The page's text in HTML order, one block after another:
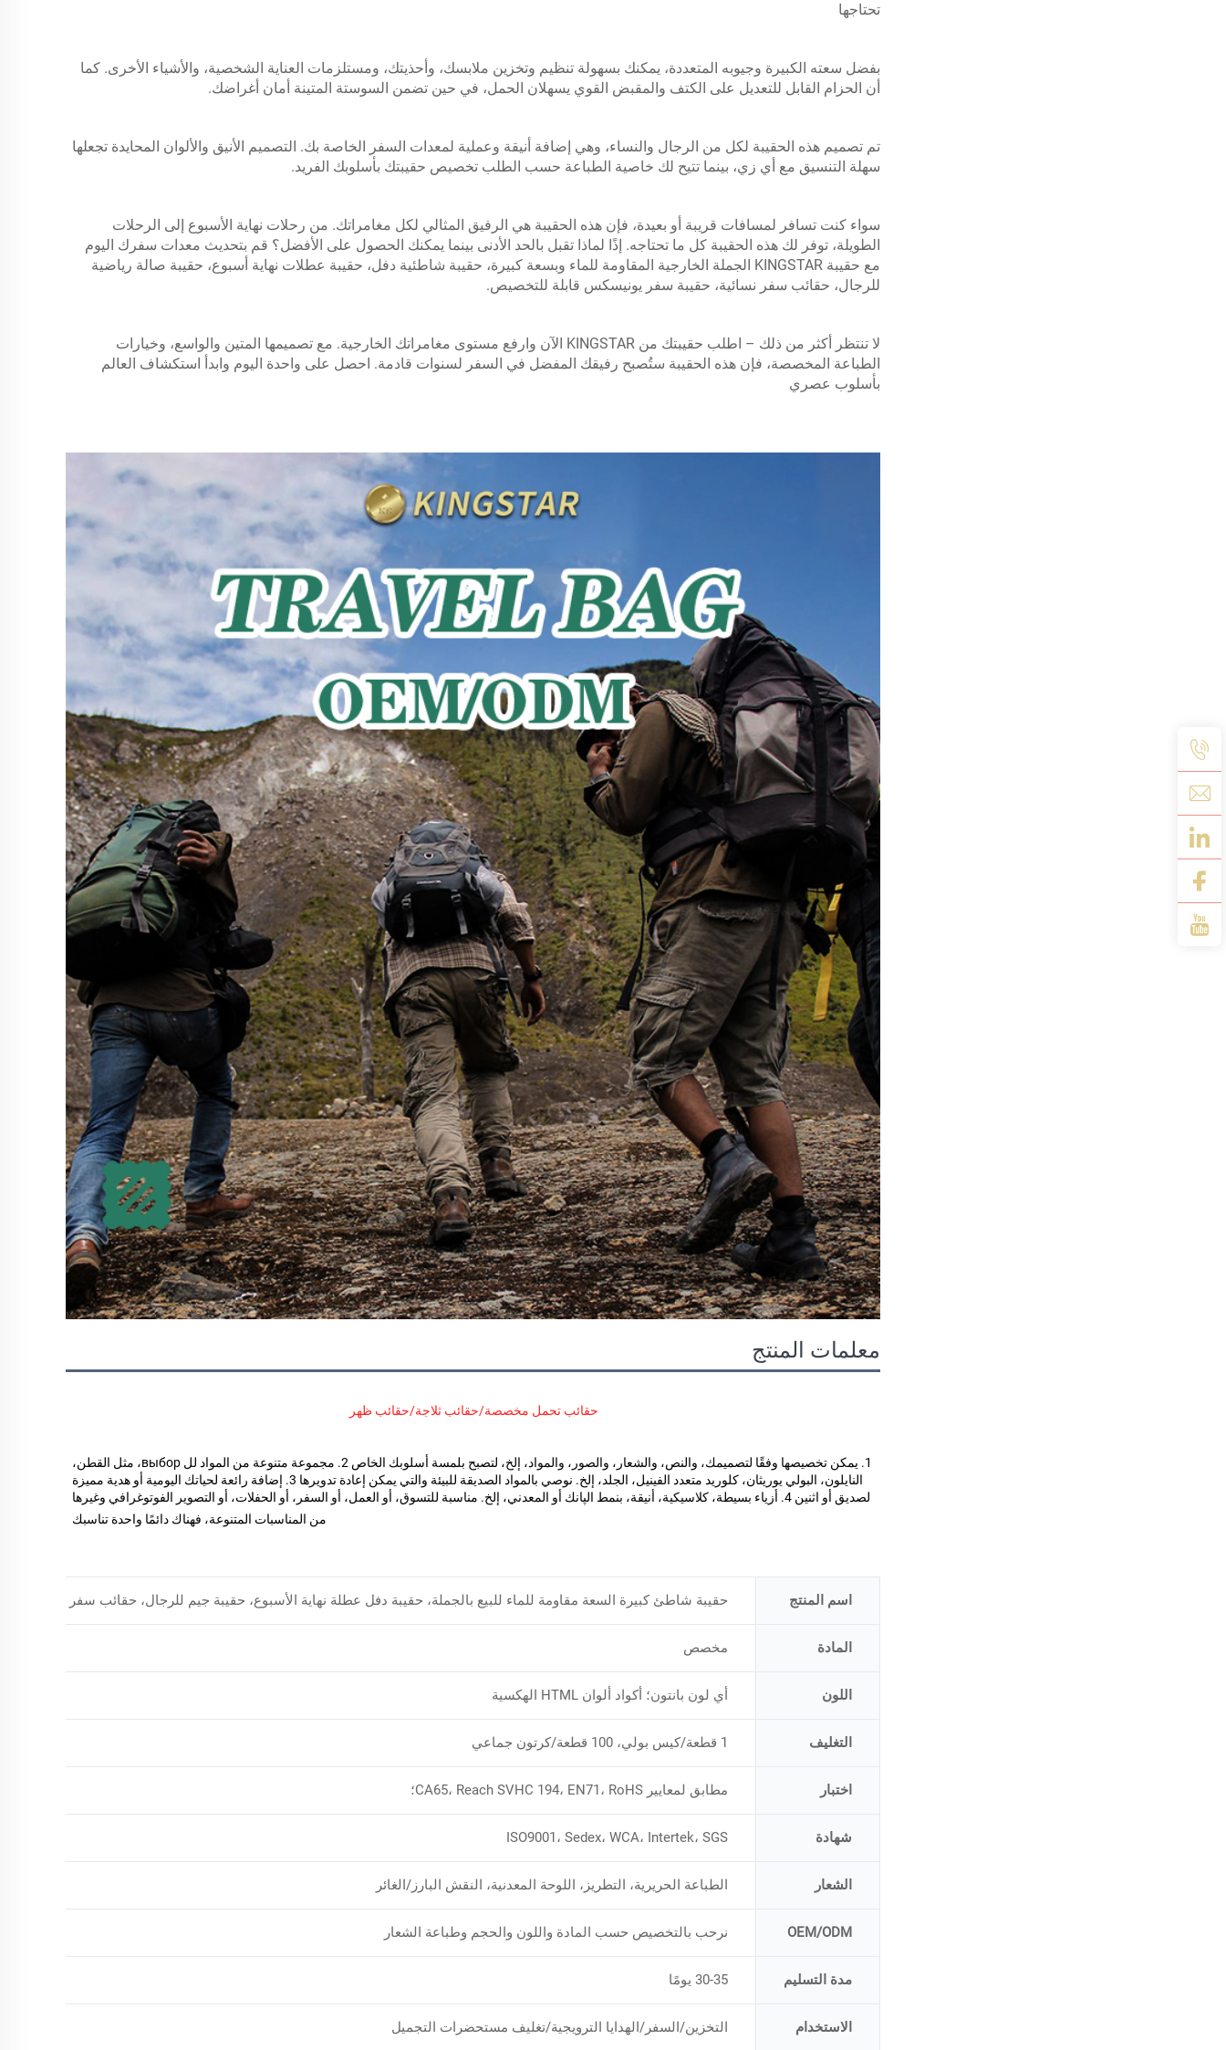
تحتاجها
بفضل سعته الكبيرة وجيوبه المتعددة، يمكنك بسهولة تنظيم وتخزين ملابسك، وأحذيتك، ومستلزمات العناية الشخصية، والأشياء الأخرى. كما
أن الحزام القابل للتعديل على الكتف والمقبض القوي يسهلان الحمل، في حين تضمن السوستة المتينة أمان أغراضك.
تم تصميم هذه الحقيبة لكل من الرجال والنساء، وهي إضافة أنيقة وعملية لمعدات السفر الخاصة بك. التصميم الأنيق والألوان المحايدة تجعلها
سهلة التنسيق مع أي زي، بينما تتيح لك خاصية الطباعة حسب الطلب تخصيص حقيبتك بأسلوبك الفريد.
سواء كنت تسافر لمسافات قريبة أو بعيدة، فإن هذه الحقيبة هي الرفيق المثالي لكل مغامراتك. من رحلات نهاية الأسبوع إلى الرحلات
الطويلة، توفر لك هذه الحقيبة كل ما تحتاجه. إذًا لماذا تقبل بالحد الأدنى بينما يمكنك الحصول على الأفضل؟ قم بتحديث معدات سفرك اليوم
مع حقيبة KINGSTAR الجملة الخارجية المقاومة للماء وبسعة كبيرة، حقيبة شاطئية دفل، حقيبة عطلات نهاية أسبوع، حقيبة صالة رياضية
للرجال، حقائب سفر نسائية، حقيبة سفر يونيسكس قابلة للتخصيص.
لا تنتظر أكثر من ذلك – اطلب حقيبتك من KINGSTAR الآن وارفع مستوى مغامراتك الخارجية. مع تصميمها المتين والواسع، وخيارات
الطباعة المخصصة، فإن هذه الحقيبة ستُصبح رفيقك المفضل في السفر لسنوات قادمة. احصل على واحدة اليوم وابدأ استكشاف العالم
بأسلوب عصري
معلمات المنتج
حقائب تحمل مخصصة/حقائب ثلاجة/حقائب ظهر
من المناسبات المتنوعة، فهناك دائمًا واحدة تناسبك
اسم المنتج حقيبة شاطئ كبيرة السعة مقاومة للماء للبيع بالجملة، حقيبة دفل عطلة نهاية الأسبوع، حقيبة جيم للرجال، حقائب سفر نسائية،
المادة مخصص
اللون أي لون بانتون؛ أكواد ألوان HTML الهكسية
التغليف 1 قطعة/كيس بولي، 100 قطعة/كرتون جماعي
اختبار مطابق لمعايير CA65، Reach SVHC 194، EN71، RoHS؛
شهادة ISO9001، Sedex، WCA، Intertek، SGS
الشعار الطباعة الحريرية، التطريز، اللوحة المعدنية، النقش البارز/الغائر
OEM/ODM نرحب بالتخصيص حسب المادة واللون والحجم وطباعة الشعار
مدة التسليم 30-35 يومًا
الاستخدام التخزين/السفر/الهدايا الترويجية/تغليف مستحضرات التجميل